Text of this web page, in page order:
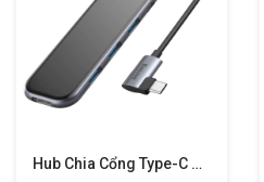
Hub Chia Cổng Type-C Đa Năng 5 In 1 Hỗ Trợ Sạc Nhanh 60W PD 3.0 Hiệu Baseus Multi